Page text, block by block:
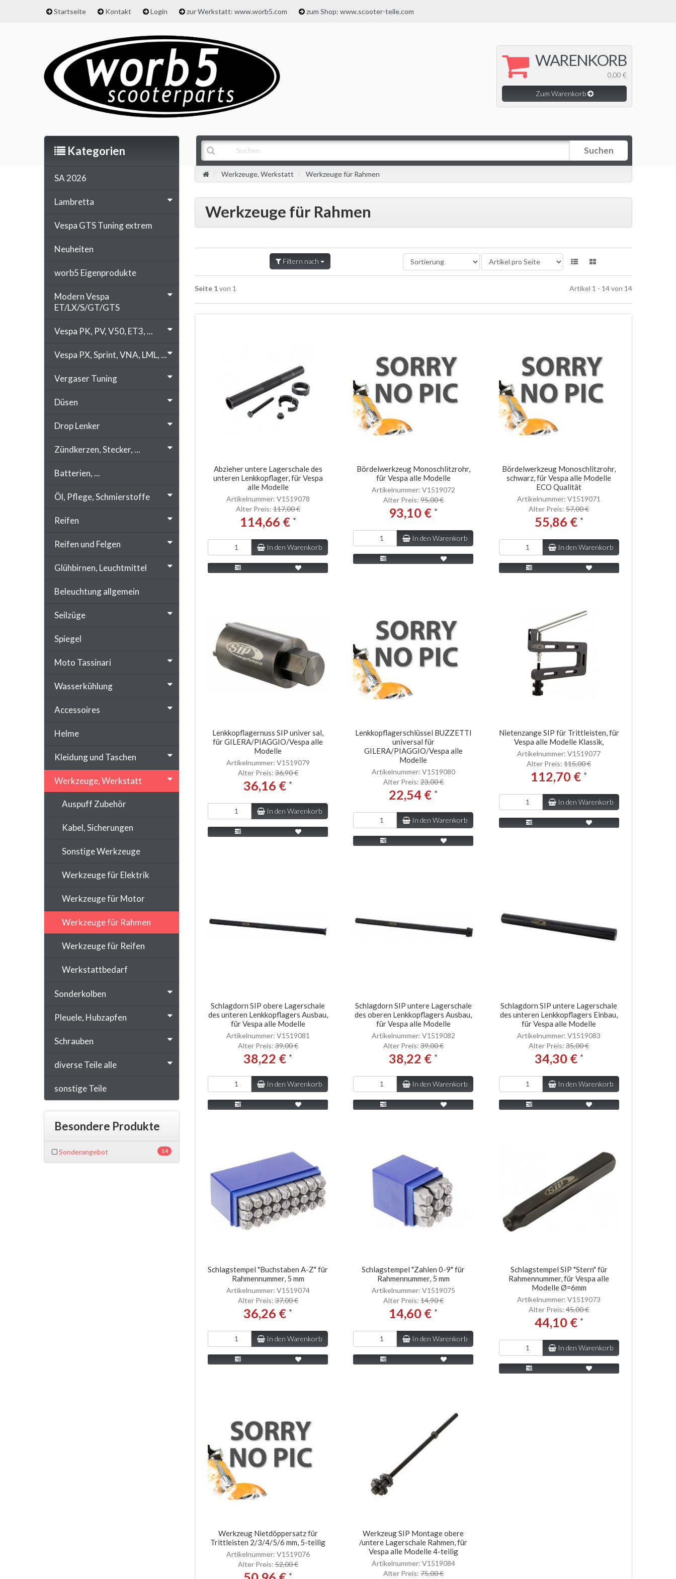
Startseite Kontakt Login zur Werkstatt: www.worb5.com zum Shop: www.scooter-teile.com
WARENKORB
0,00 €
Zum Warenkorb
Suchen
Werkzeuge, Werkstatt Werkzeuge für Rahmen
Werkzeuge für Rahmen
Filtern nach
Seite 1von 1 Artikel 1 - 14 von 14
Abzieher untere Lagerschale des
unteren Lenkkopflager, für Vespa
alle Modelle
Artikelnummer: V1519078
Alter Preis:117,00 €
114,66 € *
In den Warenkorb
Bördelwerkzeug Monoschlitzrohr,
für Vespa alle Modelle
Artikelnummer: V1519072
Alter Preis: 95,00 €
93,10 € *
In den Warenkorb
Bördelwerkzeug Monoschlitzrohr,
schwarz, für Vespa alle Modelle
ECO Qualität
Artikelnummer: V1519071
Alter Preis:57,00 €
55,86 € *
In den Warenkorb
Lenkkopflagernuss SIP univer sal,
für GILERA/PIAGGIO/Vespa alle
Modelle
Artikelnummer: V1519079
Alter Preis:36,90 €
36,16 € *
In den Warenkorb
Lenkkopflagerschlüssel BUZZETTI
universal für
GILERA/PIAGGIO/Vespa alle
Modelle
Artikelnummer: V1519080
Alter Preis: 23,00 €
22,54 € *
In den Warenkorb
Nietenzange SIP für Trittleisten, für
Vespa alle Modelle Klassik,
Artikelnummer: V1519077
Alter Preis:115,00 €
112,70 € *
In den Warenkorb
Schlagdorn SIP obere Lagerschale
des unteren Lenkkopflagers Ausbau,
für Vespa alle Modelle
Artikelnummer: V1519081
Alter Preis:39,00 €
38,22 € *
In den Warenkorb
Schlagdorn SIP untere Lagerschale
des oberen Lenkkopflagers Ausbau,
für Vespa alle Modelle
Artikelnummer: V1519082
Alter Preis: 39,00 €
38,22 € *
In den Warenkorb
Schlagdorn SIP untere Lagerschale
des unteren Lenkkopflagers Einbau,
für Vespa alle Modelle
Artikelnummer: V1519083
Alter Preis:35,00 €
34,30 € *
In den Warenkorb
Schlagstempel "Buchstaben A-Z" für
Rahmennummer, 5 mm
Artikelnummer: V1519074
Alter Preis:37,00 €
36,26 € *
In den Warenkorb
Schlagstempel "Zahlen 0-9" für
Rahmennummer, 5 mm
Artikelnummer: V1519075
Alter Preis: 14,90 €
14,60 € *
In den Warenkorb
Schlagstempel SIP "Stern" für
Rahmennummer, für Vespa alle
Modelle Ø=6mm
Artikelnummer: V1519073
Alter Preis:45,00 €
44,10 € *
In den Warenkorb
Werkzeug Nietdöppersatz für
Trittleisten 2/3/4/5/6 mm, 5-teilig
Artikelnummer: V1519076
Alter Preis:52,00 €
*
Werkzeug SIP Montage obere
/untere Lagerschale Rahmen, für
Vespa alle Modelle 4-teilig
Artikelnummer: V1519084
Alter Preis: 75,00 €
Kategorien
SA 2026
Lambretta
Vespa GTS Tuning extrem
Neuheiten
worb5 Eigenprodukte
Modern Vespa
ET/LX/S/GT/GTS
Vespa PK, PV, V50, ET3, ...
Vespa PX, Sprint, VNA, LML, ...
Vergaser Tuning
Düsen
Drop Lenker
Zündkerzen, Stecker, ...
Batterien, ...
Öl, Pflege, Schmierstoffe
Reifen
Reifen und Felgen
Glühbirnen, Leuchtmittel
Beleuchtung allgemein
Seilzüge
Spiegel
Moto Tassinari
Wasserkühlung
Accessoires
Helme
Kleidung und Taschen
Werkzeuge, Werkstatt
Auspuff Zubehör
Kabel, Sicherungen
Sonstige Werkzeuge
Werkzeuge für Elektrik
Werkzeuge für Motor
Werkzeuge für Rahmen
Werkzeuge für Reifen
Werkstattbedarf
Sonderkolben
Pleuele, Hubzapfen
Schrauben
diverse Teile alle
sonstige Teile
Besondere Produkte
14
Sonderangebot